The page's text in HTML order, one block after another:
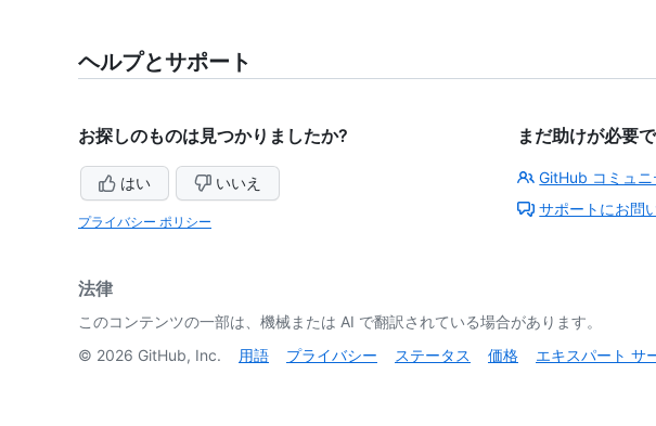
ヘルプとサポート
お探しのものは見つかりましたか?
はい いいえ
プライバシー ポリシー
まだ助けが必要
GitHub コミュ
サポートにお問
法律
このコンテンツの一部は、機械または AI で翻訳されている場合があります。
© 2026 GitHub, Inc. 用語 プライバシー ステータス 価格 エキスパート サ